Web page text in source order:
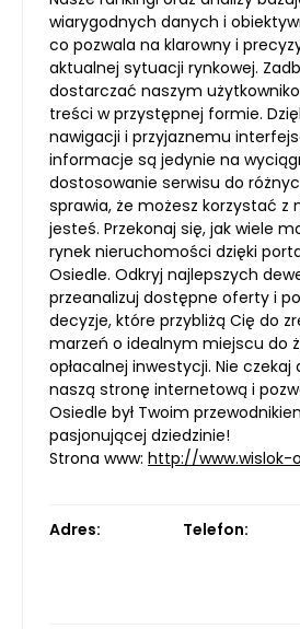
wiarygodnych danych i
co pozwala na klarowny i
aktualnej sytuacji rynkowej.
dostarczać naszym
treści w przystępnej formie.
nawigacji i przyjaznemu
informacje są jedynie na
dostosowanie serwisu do
sprawia, że możesz korzystać z
jesteś. Przekonaj się, jak wiele
rynek nieruchomości dzięki
Osiedle. Odkryj najlepszych
przeanalizuj dostępne oferty i
decyzje, które przybliżą Cię do
marzeń o idealnym miejscu do
opłacalnej inwestycji. Nie czekaj
naszą stronę internetową i
Osiedle był Twoim
pasjonującej dziedzinie!
Strona www: http://www.wislok-
Adres: Telefon: